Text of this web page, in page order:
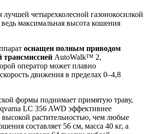
лучшей четырехколесной газонокосилкой
максимальная высота кошения
оснащен полным приводом
трансмиссией AutoWalk™ 2,
оператор может плавно
движения в пределах 0–4,8
формы поднимает примятую траву,
LC 356 AWD эффективнее
высокой растительностью, чем любые
составляет 56 см, масса 40 кг, а